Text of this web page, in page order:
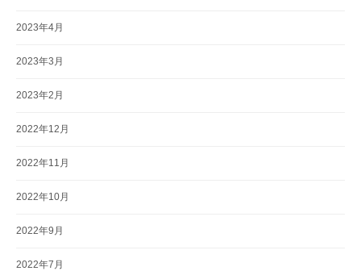
2023年4月
2023年3月
2023年2月
2022年12月
2022年11月
2022年10月
2022年9月
2022年7月